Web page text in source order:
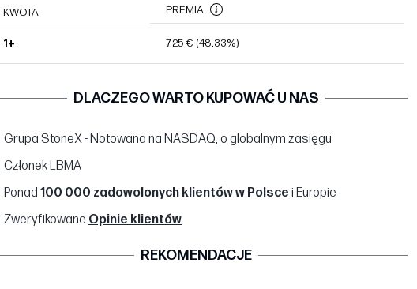
KWOTA PREMIA
1+ 7,25 € (48,33%)
DLACZEGO WARTO KUPOWAĆ U NAS
Grupa StoneX - Notowana na NASDAQ, o globalnym zasięgu
Członek LBMA
Ponad 100 000 zadowolonych klientów w Polsce i Europie
Zweryfikowane Opinie klientów
REKOMENDACJE